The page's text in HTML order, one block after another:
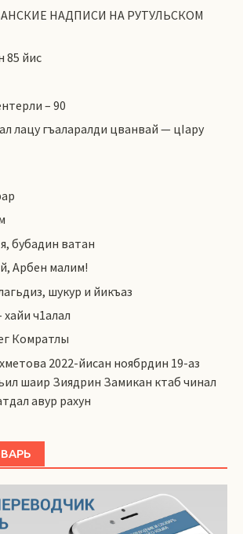
НАДПИСИ НА РУТУЛЬСКОМ
85 йис
– 90
лацу гъаларалди цванвай — цIару
бубадин ватан
Арбен малим!
шукур и йикъаз
ч1алал
Комратлы
2022-йисан ноябрдин 19-аз
шаир Зиядрин Замикан ктаб чинал
авур рахун